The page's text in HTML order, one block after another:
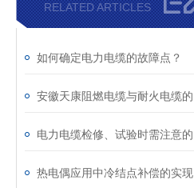
RELATED ARTICLES
如何确定电力电缆的故障点？
热电偶应用中冷结点补偿的实现